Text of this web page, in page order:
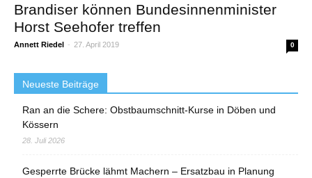
Brandiser können Bundesinnenminister
Horst Seehofer treffen
Annett Riedel - 27. April 2019 0
Neueste Beiträge
Ran an die Schere: Obstbaumschnitt-Kurse in Döben und
Kössern
28. Juli 2026
Gesperrte Brücke lähmt Machern – Ersatzbau in Planung